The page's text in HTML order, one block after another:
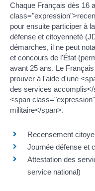
Chaque Français dès 16
pour ensuite participer à
défense et citoyenneté
démarches, il ne peut
et concours de l'État
avant 25 ans. Le
prouver à l'aide d'une
des services
<span
militaire</span>.
Recensement
Journée défense et
Attestation des
service national)